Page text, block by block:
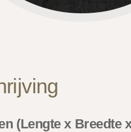
(Lengte x Breedte